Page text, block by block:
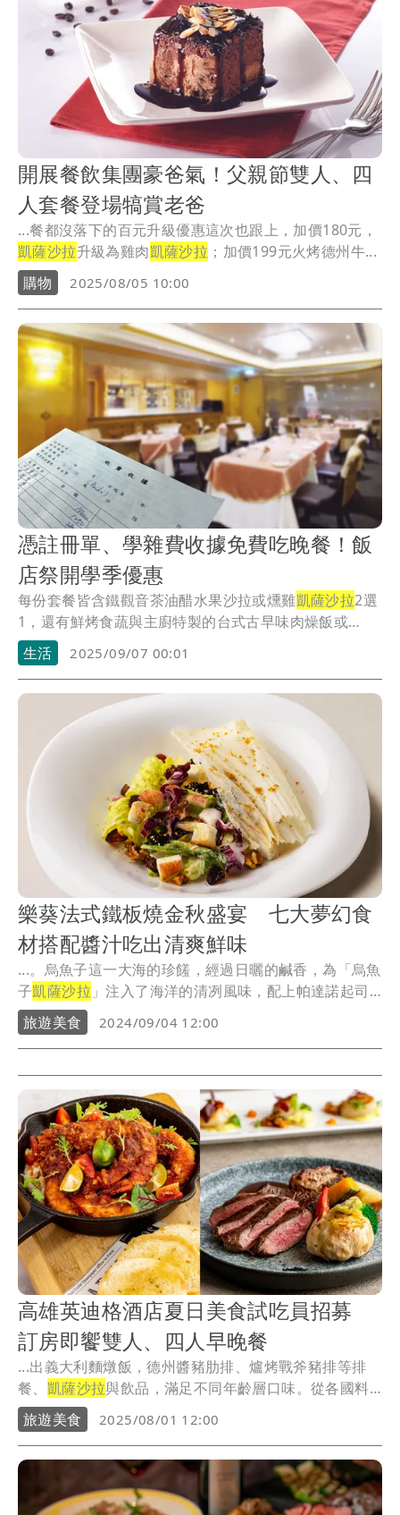
開展餐飲集團豪爸氣！父親節雙人、四
人套餐登場犒賞老爸
...餐都沒落下的百元升級優惠這次也跟上，加價180元，
凱薩沙拉升級為雞肉凱薩沙拉 ；加價199元火烤德州牛...
購物
2025/08/05 10:00
憑註冊單、學雜費收據免費吃晚餐！飯
店祭開學季優惠
每份套餐皆含鐵觀音茶油醋水果沙拉或燻雞凱薩沙拉2選
1，還有鮮烤食蔬與主廚特製的台式古早味肉燥飯或
麵，...
生活 2025/09/07 00:01
樂葵法式鐵板燒金秋盛宴 七大夢幻食
材搭配醬汁吃出清爽鮮味
...。烏魚子這一大海的珍饈，經過日曬的鹹香，為「烏魚
子凱薩沙拉 」注入了海洋的清冽風味，配上帕達諾起司
的醇...
旅遊美食 2024/09/04 12:00
高雄英迪格酒店夏日美食試吃員招募
訂房即饗雙人、四人早晚餐
...出義大利麵燉飯，德州醬豬肋排、爐烤戰斧豬排等排
餐、 凱薩沙拉與飲品，滿足不同年齡層口味。從各國料
理汲取...
旅遊美食 2025/08/01 12:00